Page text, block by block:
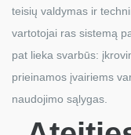
teisių valdymas ir
vartotojai ras sistemą
pat lieka svarbūs:
prieinamos įvairiems
naudojimo sąlygas.